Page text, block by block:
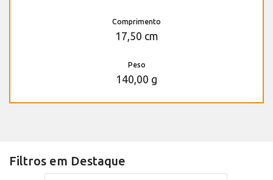
Comprimento
17,50 cm
Peso
140,00 g
Filtros em Destaque